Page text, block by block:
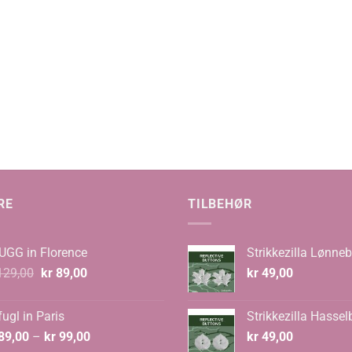
in Florence
Opprinnelig
kr 129,00.
kr89,00Nåværende
in Paris
– kr 99,00Prisområde:
TILBEHØR
Strikkezilla
kr 49,00
Strikkezilla
kr 49,00